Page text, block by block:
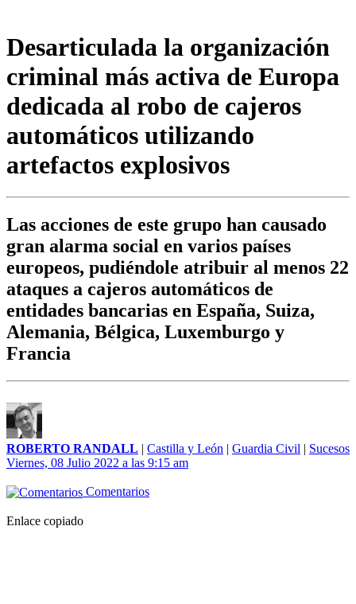
Desarticulada la organización
criminal más activa de Europa
dedicada al robo de cajeros
automáticos utilizando
artefactos explosivos
Las acciones de este grupo han causado
gran alarma social en varios países
europeos, pudiéndole atribuir al menos 22
ataques a cajeros automáticos de
entidades bancarias en España, Suiza,
Alemania, Bélgica, Luxemburgo y
Francia
ROBERTO RANDALL | Castilla y León | Guardia Civil | Sucesos
Viernes, 08 Julio 2022 a las 9:15 am
Comentarios
Enlace copiado